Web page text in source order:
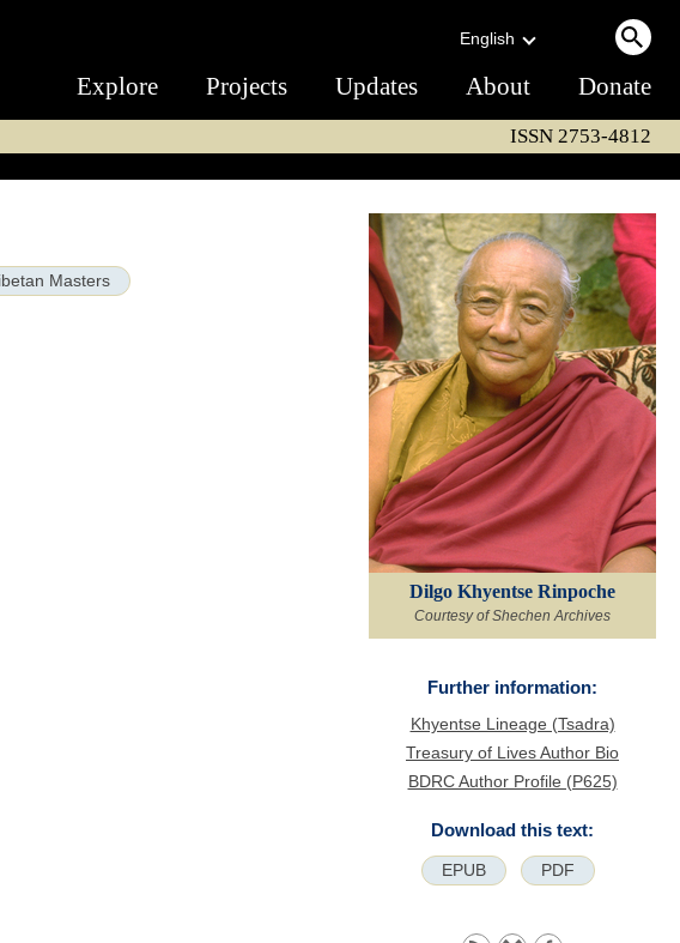
English
Explore Projects Updates About Donate
ISSN 2753-4812
Masters
Dilgo Khyentse Rinpoche
Courtesy of Shechen Archives
Further information:
Khyentse Lineage (Tsadra)
Treasury of Lives Author Bio
BDRC Author Profile (P625)
Download this text:
EPUB PDF